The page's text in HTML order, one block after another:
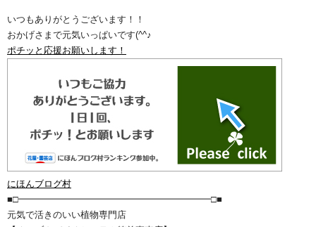
いつもありがとうございます！！
おかげさまで元気いっぱいです(^^♪
ポチッと応援お願いします！
にほんブログ村
■□━━━━━━━━━━━━━━━━━━━━━□■
元気で活きのいい植物専門店